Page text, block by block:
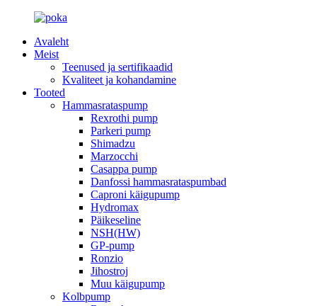
Avaleht
Meist
Teenused ja sertifikaadid
Kvaliteet ja kohandamine
Tooted
Hammasrataspump
Rexrothi pump
Parkeri pump
Shimadzu
Marzocchi
Casappa pump
Danfossi hammasrataspumbad
Caproni käigupump
Hydromax
Päikeseline
NSH(HW)
GP-pump
Ronzio
Jihostroj
Muu käigupump
Kolbpump